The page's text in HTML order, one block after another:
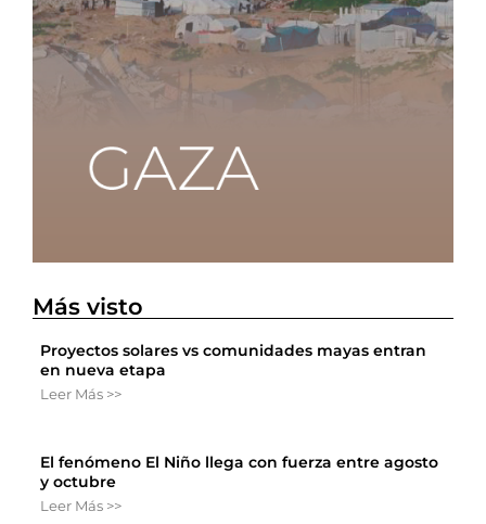
Más visto
Proyectos solares vs comunidades mayas entran
en nueva etapa
Leer Más >>
El fenómeno El Niño llega con fuerza entre agosto
y octubre
Leer Más >>